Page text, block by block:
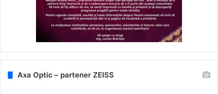
Axa Optic – partener ZEISS